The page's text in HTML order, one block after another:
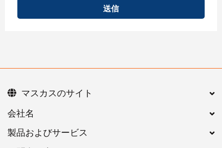
送信
会社名
製品およびサービス
マスカスのサイト